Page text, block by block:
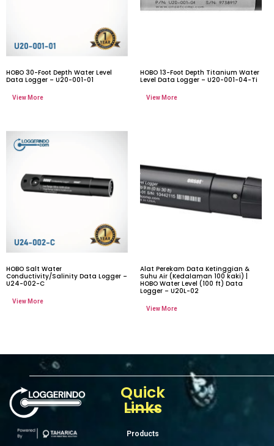
HOBO 30-Foot Depth Water Level
Data Logger – U20-001-01
HOBO 13-Foot Depth Titanium Water
Level Data Logger – U20-001-04-Ti
HOBO Salt Water
Conductivity/Salinity Data Logger –
U24-002-C
Alat Perekam Data Ketinggian &
Suhu Air (Kedalaman 100 kaki) |
HOBO Water Level (100 ft) Data
Logger – U20L-02
Quick
Links
Products